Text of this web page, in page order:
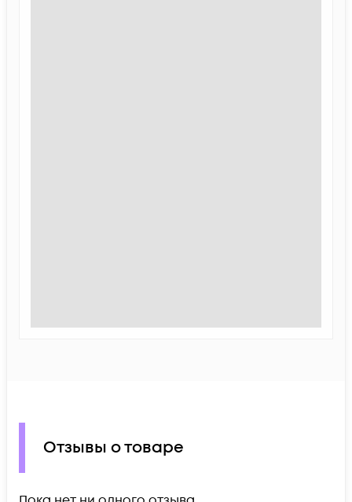
Отзывы о товаре